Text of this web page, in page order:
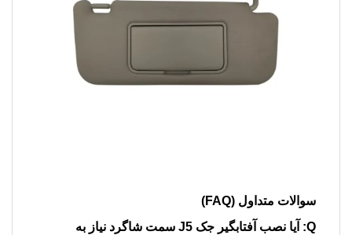
سوالات متداول (FAQ)
Q: آیا نصب آفتابگیر جک J5 سمت شاگرد نیاز به